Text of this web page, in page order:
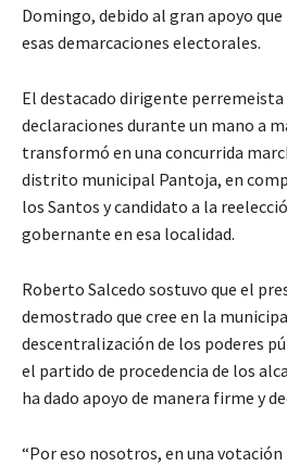
Domingo, debido al gran apoyo
esas demarcaciones electorales.
El destacado dirigente
declaraciones durante un mano a
transformó en una concurrida
distrito municipal Pantoja, en
los Santos y candidato a la
gobernante en esa localidad.
Roberto Salcedo sostuvo que el
demostrado que cree en la
descentralización de los poderes
el partido de procedencia de los
ha dado apoyo de manera firme y
“Por eso nosotros, en una